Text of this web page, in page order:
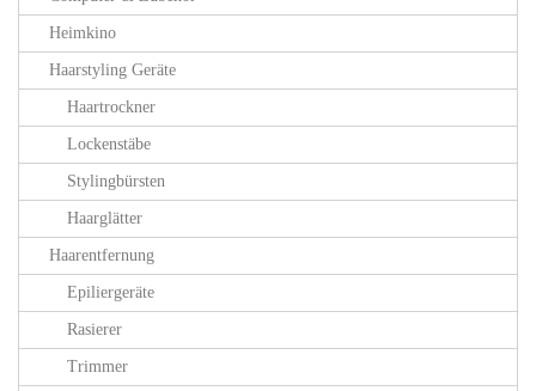
Heimkino
Haarstyling Geräte
Haartrockner
Lockenstäbe
Stylingbürsten
Haarglätter
Haarentfernung
Epiliergeräte
Rasierer
Trimmer